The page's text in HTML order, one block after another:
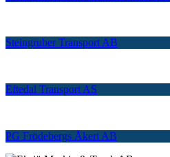
Steingruber Transport AB
Eftedal Transport AS
PG Frödebergs Åkeri AB